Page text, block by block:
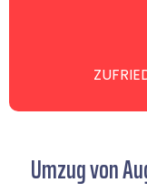
Umzug von